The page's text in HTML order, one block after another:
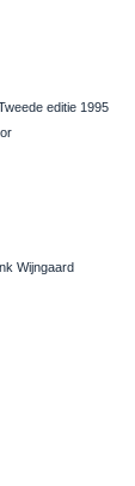
editie 1995
Wijngaard